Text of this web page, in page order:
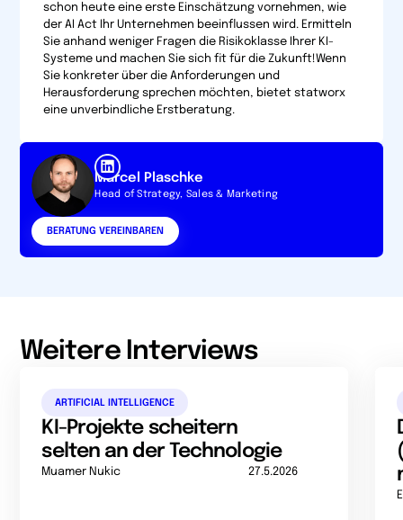
schon heute eine erste Einschätzung vornehmen, wie
der AI Act Ihr Unternehmen beeinflussen wird. Ermitteln
Sie anhand weniger Fragen die Risikoklasse Ihrer KI-
Systeme und machen Sie sich fit für die Zukunft!Wenn
Sie konkreter über die Anforderungen und
Herausforderung sprechen möchten, bietet statworx
eine unverbindliche Erstberatung.
Marcel Plaschke
Head of Strategy, Sales & Marketing
BERATUNG VEREINBAREN
Weitere Interviews
ARTIFICIAL INTELLIGENCE
KI-Projekte scheitern
selten an der Technologie
Muamer Nukic 27.5.2026